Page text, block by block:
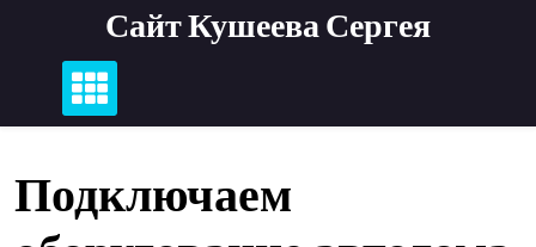
содержимому
Сайт Кушеева Сергея
Подключаем